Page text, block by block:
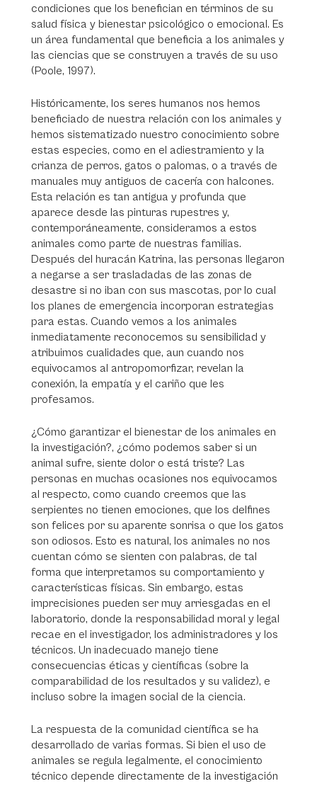
condiciones que los benefician en términos de su
salud física y bienestar psicológico o emocional. Es
un área fundamental que beneficia a los animales y
las ciencias que se construyen a través de su uso
(Poole, 1997).
Históricamente, los seres humanos nos hemos
beneficiado de nuestra relación con los animales y
hemos sistematizado nuestro conocimiento sobre
estas especies, como en el adiestramiento y la
crianza de perros, gatos o palomas, o a través de
manuales muy antiguos de cacería con halcones.
Esta relación es tan antigua y profunda que
aparece desde las pinturas rupestres y,
contemporáneamente, consideramos a estos
animales como parte de nuestras familias.
Después del huracán Katrina, las personas llegaron
a negarse a ser trasladadas de las zonas de
desastre si no iban con sus mascotas, por lo cual
los planes de emergencia incorporan estrategias
para estas. Cuando vemos a los animales
inmediatamente reconocemos su sensibilidad y
atribuimos cualidades que, aun cuando nos
equivocamos al antropomorfizar, revelan la
conexión, la empatía y el cariño que les
profesamos.
¿Cómo garantizar el bienestar de los animales en
la investigación?, ¿cómo podemos saber si un
animal sufre, siente dolor o está triste? Las
personas en muchas ocasiones nos equivocamos
al respecto, como cuando creemos que las
serpientes no tienen emociones, que los delfines
son felices por su aparente sonrisa o que los gatos
son odiosos. Esto es natural, los animales no nos
cuentan cómo se sienten con palabras, de tal
forma que interpretamos su comportamiento y
características físicas. Sin embargo, estas
imprecisiones pueden ser muy arriesgadas en el
laboratorio, donde la responsabilidad moral y legal
recae en el investigador, los administradores y los
técnicos. Un inadecuado manejo tiene
consecuencias éticas y científicas (sobre la
comparabilidad de los resultados y su validez), e
incluso sobre la imagen social de la ciencia.
La respuesta de la comunidad científica se ha
desarrollado de varias formas. Si bien el uso de
animales se regula legalmente, el conocimiento
técnico depende directamente de la investigación